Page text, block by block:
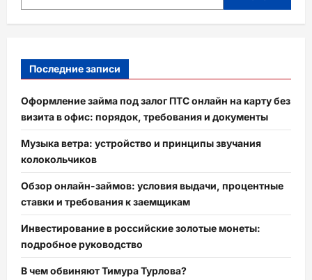
Последние записи
Оформление займа под залог ПТС онлайн на карту без
визита в офис: порядок, требования и документы
Музыка ветра: устройство и принципы звучания
колокольчиков
Обзор онлайн-займов: условия выдачи, процентные
ставки и требования к заемщикам
Инвестирование в российские золотые монеты:
подробное руководство
В чем обвиняют Тимура Турлова?